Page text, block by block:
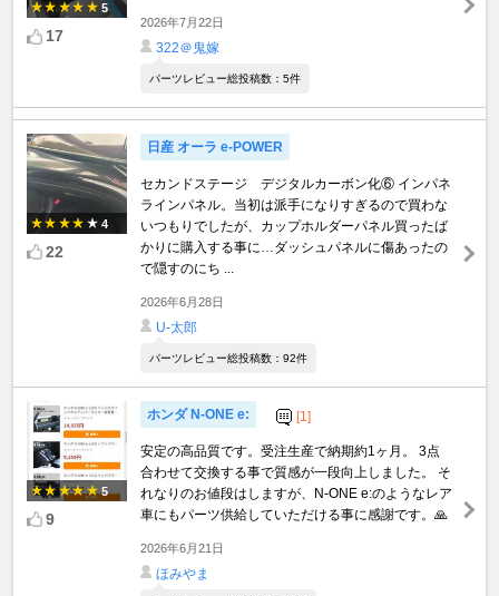
5
17
2026年7月22日
322＠鬼嫁
パーツレビュー総投稿数：5件
4
22
日産 オーラ e-POWER
セカンドステージ デジタルカーボン化⑥ インパネ
ラインパネル。当初は派手になりすぎるので買わな
いつもりでしたが、カップホルダーパネル買ったば
かりに購入する事に…ダッシュパネルに傷あったの
で隠すのにち ...
2026年6月28日
U-太郎
パーツレビュー総投稿数：92件
5
9
ホンダ N-ONE e: [1]
安定の高品質です。受注生産で納期約1ヶ月。 3点
合わせて交換する事で質感が一段向上しました。 そ
れなりのお値段はしますが、N-ONE e:のようなレア
車にもパーツ供給していただける事に感謝です。🙏
2026年6月21日
ほみやま